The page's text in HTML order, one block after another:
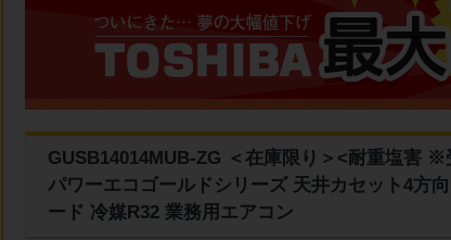
GUSB14014MUB-ZG ＜在庫限り＞<耐重塩害
パワーエコゴールドシリーズ 天井カセット4方
ード 冷媒R32 業務用エアコン